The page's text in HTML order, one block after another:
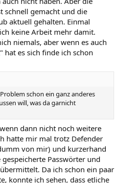
schnell gemacht und die
aktuell gehalten. Einmal
keine Arbeit mehr damit.
niemals, aber wenn es auch
es sich finde ich schon
schon ein ganz anderes
will, was da garnicht
dann nicht noch weitere
hatte mir mal trotz Defender
von mir) und kurzerhand
Passwörter und
Da ich schon ein paar
konnte ich sehen, dass etliche